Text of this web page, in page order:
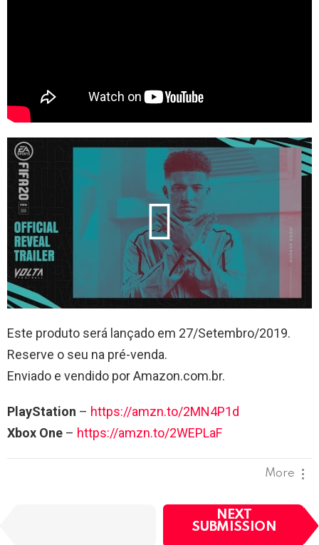
Este produto será lançado em 27/Setembro/2019.
Reserve o seu na pré-venda.
Enviado e vendido por Amazon.com.br.
PlayStation – https://amzn.to/2MN4P1d
Xbox One – https://amzn.to/2WEPLaF
More
NEXT
SUBMISSION